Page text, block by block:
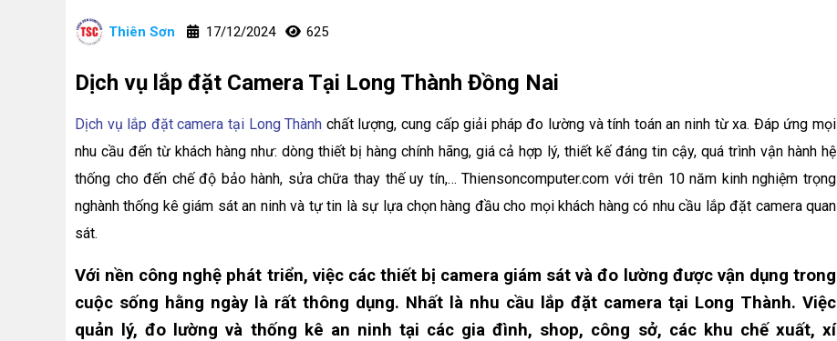
Thiên Sơn 17/12/2024 625
Dịch vụ lắp đặt Camera Tại Long Thành Đồng Nai
Dịch vụ lắp đặt camera tại Long Thành chất lượng, cung cấp giải pháp đo lường và tính toán an ninh từ xa. Đáp ứng mọi
nhu cầu đến từ khách hàng như: dòng thiết bị hàng chính hãng, giá cả hợp lý, thiết kế đáng tin cậy, quá trình vận hành hệ
thống cho đến chế độ bảo hành, sửa chữa thay thế uy tín,… Thiensoncomputer.com với trên 10 năm kinh nghiệm trọng
nghành thống kê giám sát an ninh và tự tin là sự lựa chọn hàng đầu cho mọi khách hàng có nhu cầu lắp đặt camera quan
sát.
Với nền công nghệ phát triển, việc các thiết bị camera giám sát và đo lường được vận dụng trong
cuộc sống hằng ngày là rất thông dụng. Nhất là nhu cầu lắp đặt camera tại Long Thành. Việc
quản lý, đo lường và thống kê an ninh tại các gia đình, shop, công sở, các khu chế xuất, xí